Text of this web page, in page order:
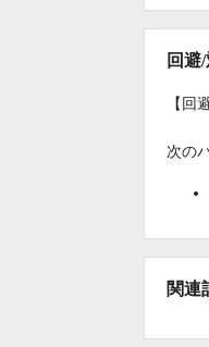
回避
【回
次の
関連